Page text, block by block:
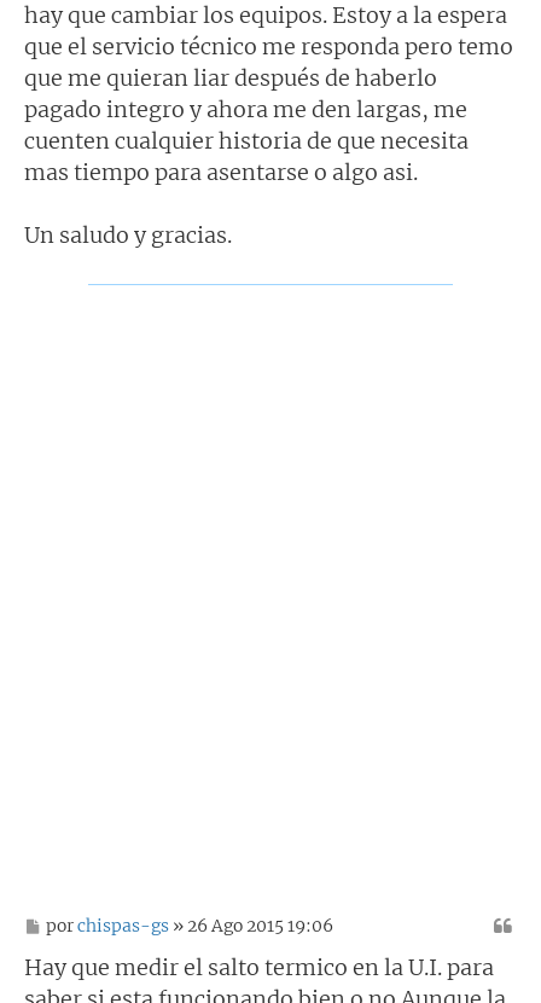
hay que cambiar los equipos. Estoy a la espera
que el servicio técnico me responda pero temo
que me quieran liar después de haberlo
pagado integro y ahora me den largas, me
cuenten cualquier historia de que necesita
mas tiempo para asentarse o algo asi.
Un saludo y gracias.
M
n
porchispas-gs » 26 Ago 2015 19:06
Hay que medir el salto termico en la U.I. para